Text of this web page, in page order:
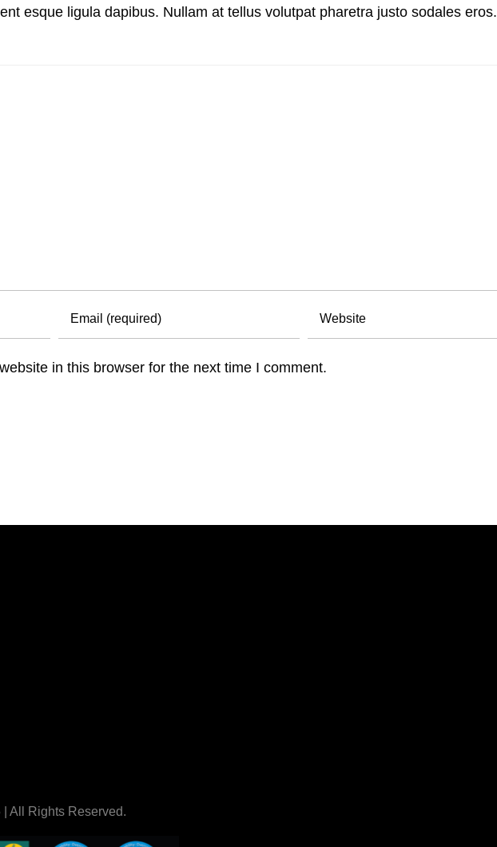
esque ligula dapibus. Nullam at tellus volutpat pharetra justo sodales eros.
in this browser for the next time I comment.
All Rights Reserved.